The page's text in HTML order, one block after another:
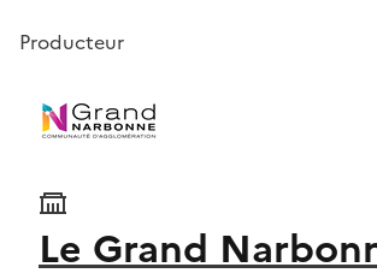
Producteur
Le Grand